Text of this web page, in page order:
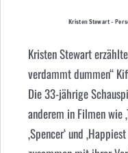
Kristen Stewart –
Kristen Stewart
verdammt dummen“
Die 33-jährige
anderem in Filmen wie
‚Spencer‘ und